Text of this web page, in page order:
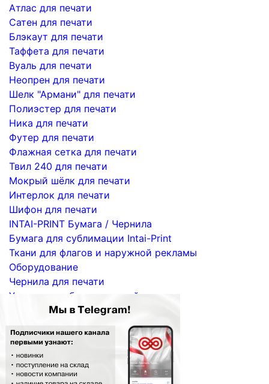
Атлас для печати
Сатен для печати
Блэкаут для печати
Таффета для печати
Вуаль для печати
Неопрен для печати
Шелк "Армани" для печати
Полиэстер для печати
Ника для печати
Футер для печати
Флажная сетка для печати
Твил 240 для печати
Мокрый шёлк для печати
Интерлок для печати
Шифон для печати
INTAI-PRINT Бумага / Чернила
Бумага для сублимации Intai-Print
Ткани для флагов и наружной рекламы
Оборудование
Чернила для печати
Услуги по сублимационной печати